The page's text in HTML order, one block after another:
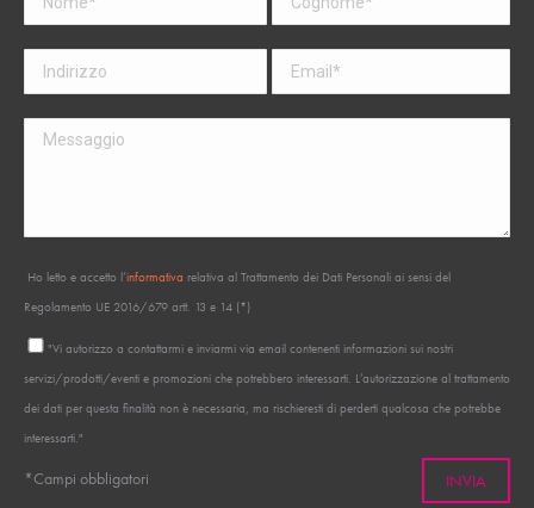
Ho letto e accetto l’informativa relativa al Trattamento dei Dati Personali ai sensi del
Regolamento UE 2016/679 artt. 13 e 14 (*)
"Vi autorizzo a contattarmi e inviarmi via email contenenti informazioni sui nostri
servizi/prodotti/eventi e promozioni che potrebbero interessarti. L’autorizzazione al trattamento
dei dati per questa finalità non è necessaria, ma rischieresti di perderti qualcosa che potrebbe
interessarti."
*Campi obbligatori